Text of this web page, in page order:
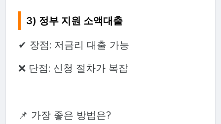
3) 정부 지원 소액대출
✔ 장점: 저금리 대출 가능
❌ 단점: 신청 절차가 복잡
📌 가장 좋은 방법은?